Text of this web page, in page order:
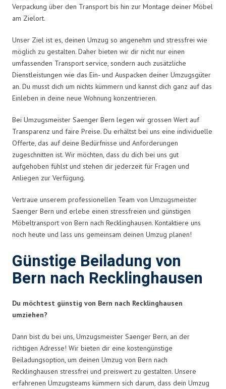
Verpackung über den Transport bis hin zur Montage deiner Möbel
am Zielort.
Unser Ziel ist es, deinen Umzug so angenehm und stressfrei wie
möglich zu gestalten. Daher bieten wir dir nicht nur einen
umfassenden Transport service, sondern auch zusätzliche
Dienstleistungen wie das Ein- und Auspacken deiner Umzugsgüter
an. Du musst dich um nichts kümmern und kannst dich ganz auf das
Einleben in deine neue Wohnung konzentrieren.
Bei Umzugsmeister Saenger Bern legen wir grossen Wert auf
Transparenz und faire Preise. Du erhältst bei uns eine individuelle
Offerte, das auf deine Bedürfnisse und Anforderungen
zugeschnitten ist. Wir möchten, dass du dich bei uns gut
aufgehoben fühlst und stehen dir jederzeit für Fragen und
Anliegen zur Verfügung.
Vertraue unserem professionellen Team von Umzugsmeister
Saenger Bern und erlebe einen stressfreien und günstigen
Möbeltransport von Bern nach Recklinghausen. Kontaktiere uns
noch heute und lass uns gemeinsam deinen Umzug planen!
Günstige Beiladung von
Bern nach Recklinghausen
Du möchtest günstig von Bern nach Recklinghausen
umziehen?
Dann bist du bei uns, Umzugsmeister Saenger Bern, an der
richtigen Adresse! Wir bieten dir eine kostengünstige
Beiladungsoption, um deinen Umzug von Bern nach
Recklinghausen stressfrei und preiswert zu gestalten. Unsere
erfahrenen Umzugsteams kümmern sich darum, dass dein Umzug